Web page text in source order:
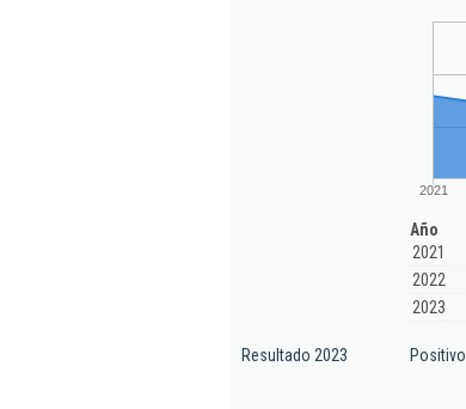
2021
Año
2021
2022
2023
Resultado 2023 Positivo